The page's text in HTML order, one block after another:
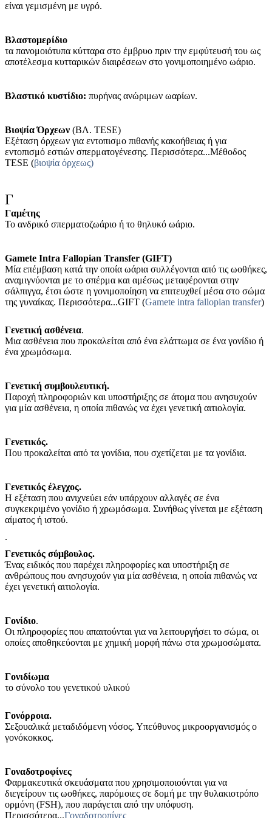
είναι γεμισμένη με υγρό.
Βλαστομερίδιο
τα πανομοιότυπα κύτταρα στο έμβρυο πριν την εμφύτευσή του ως
αποτέλεσμα κυτταρικών διαιρέσεων στο γονιμοποιημένο ωάριο.
Βλαστικό κυστίδιο: πυρήνας ανώριμων ωαρίων.
Βιοψία Όρχεων (ΒΛ. ΤΕSE)
Εξέταση όρχεων για εντοπισμο πιθανής κακοήθειας ή για
εντοπισμό εστιών σπερματογένεσης. Περισσότερα...Μέθοδος
TESE (βιοψία όρχεως)
Γ
Γαμέτης
Το ανδρικό σπερματοζωάριο ή το θηλυκό ωάριο.
Gamete Intra Fallopian Transfer (GIFT)
Μία επέμβαση κατά την οποία ωάρια συλλέγονται από τις ωοθήκες,
αναμιγνύονται με το σπέρμα και αμέσως μεταφέρονται στην
σάλπιγγα, έτσι ώστε η γονιμοποίηση να επιτευχθεί μέσα στο σώμα
της γυναίκας. Περισσότερα...GIFT (Gamete intra fallopian transfer)
Γενετική ασθένεια.
Μια ασθένεια που προκαλείται από ένα ελάττωμα σε ένα γονίδιο ή
ένα χρωμόσωμα.
Γενετική συμβουλευτική.
Παροχή πληροφοριών και υποστήριξης σε άτομα που ανησυχούν
για μία ασθένεια, η οποία πιθανώς να έχει γενετική αιτιολογία.
Γενετικός.
Που προκαλείται από τα γονίδια, που σχετίζεται με τα γονίδια.
Γενετικός έλεγχος.
Η εξέταση που ανιχνεύει εάν υπάρχουν αλλαγές σε ένα
συγκεκριμένο γονίδιο ή χρωμόσωμα. Συνήθως γίνεται με εξέταση
αίματος ή ιστού.
.
Γενετικός σύμβουλος.
Ένας ειδικός που παρέχει πληροφορίες και υποστήριξη σε
ανθρώπους που ανησυχούν για μία ασθένεια, η οποία πιθανώς να
έχει γενετική αιτιολογία.
Γονίδιο.
Οι πληροφορίες που απαιτούνται για να λειτουργήσει το σώμα, οι
οποίες αποθηκεύονται με χημική μορφή πάνω στα χρωμοσώματα.
Γονιδίωμα
το σύνολο του γενετικού υλικού
Γονόρροια.
Σεξουαλικά μεταδιδόμενη νόσος. Υπεύθυνος μικροοργανισμός ο
γονόκοκκος.
Γοναδοτροφίνες
Φαρμακευτικά σκευάσματα που χρησιμοποιούνται για να
διεγείρουν τις ωοθήκες, παρόμοιες σε δομή με την θυλακιοτρόπο
ορμόνη (FSH), που παράγεται από την υπόφυση.
Περισσότερα...Γοναδοτροπίνες